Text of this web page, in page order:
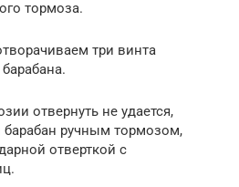
тормоза.
три винта
отвернуть не удается,
ручным тормозом,
отверткой с